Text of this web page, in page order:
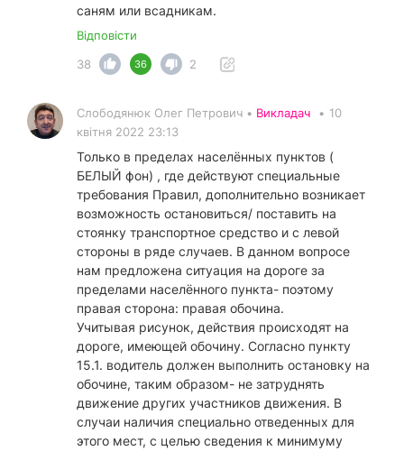
саням или всадникам.
Відповісти
38
36 2
Слободянюк Олег Петрович • Викладач • 10
квітня 2022 23:13
Только в пределах населённых пунктов (
БЕЛЫЙ фон) , где действуют специальные
требования Правил, дополнительно возникает
возможность остановиться/ поставить на
стоянку транспортное средство и с левой
стороны в ряде случаев. В данном вопросе
нам предложена ситуация на дороге за
пределами населённого пункта- поэтому
правая сторона: правая обочина.
Учитывая рисунок, действия происходят на
дороге, имеющей обочину. Согласно пункту
15.1. водитель должен выполнить остановку на
обочине, таким образом- не затруднять
движение других участников движения. В
случаи наличия специально отведенных для
этого мест, с целью сведения к минимуму